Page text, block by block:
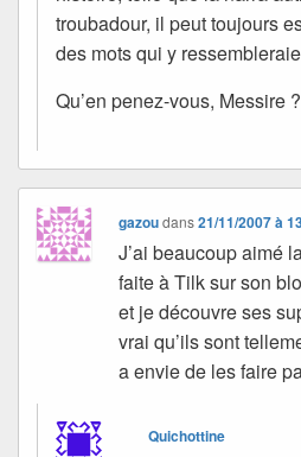
troubadour, il peut toujours
des mots qui y
Qu’en penez-vous, Messire ?
gazoudans21/11/2007 à
J’ai beaucoup aimé
faite à Tilk sur son
et je découvre ses
vrai qu’ils sont
a envie de les faire
Quichottine